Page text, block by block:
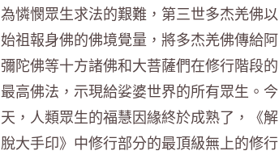
為憐憫眾生求法的艱難，第三世多杰羌佛以
始祖報身佛的佛境覺量，將多杰羌佛傳給阿
彌陀佛等十方諸佛和大菩薩們在修行階段的
最高佛法，示現給娑婆世界的所有眾生。今
天，人類眾生的福慧因緣終於成熟了，《解
脫大手印》中修行部分的最頂級無上的修行